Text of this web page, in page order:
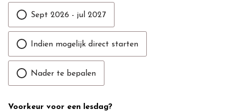
Sept 2026 - jul 2027
Indien mogelijk direct starten
Nader te bepalen
Voorkeur voor een lesdag?